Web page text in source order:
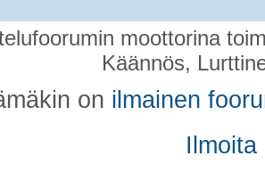
moottorina
Käännös,
on ilmainen